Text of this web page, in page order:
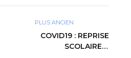
PLUS ANCIEN
COVID19 : REPRISE
SCOLAIRE À